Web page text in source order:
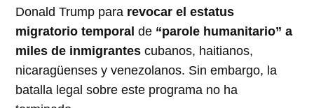
Donald Trump para revocar el estatus
migratorio temporal de “parole humanitario” a
miles de inmigrantes cubanos, haitianos,
nicaragüenses y venezolanos. Sin embargo, la
batalla legal sobre este programa no ha